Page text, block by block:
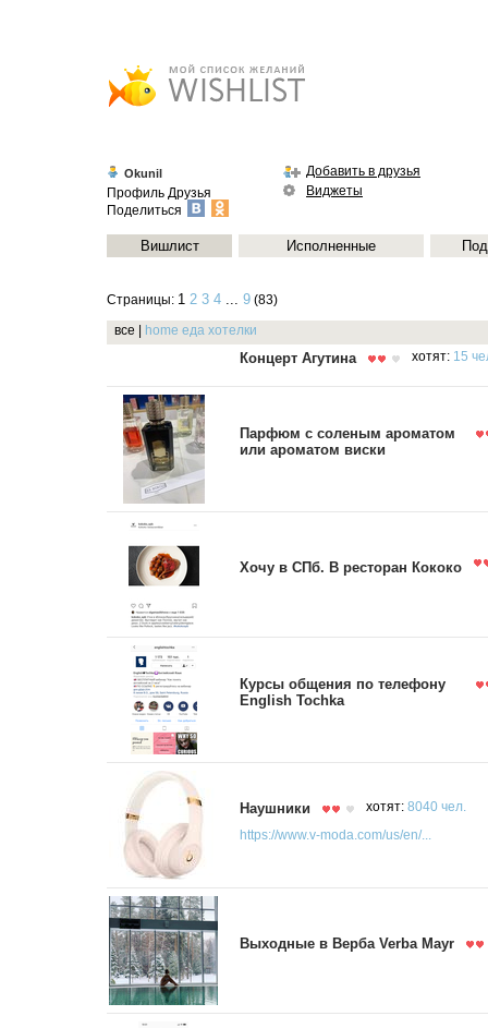
Okunil
Профиль Друзья
Поделиться
Добавить в друзья
Виджеты
Вишлист Исполненные
Страницы: 1 2 3 4 ... 9 (83)
все home еда хотелки
Концерт Агутина хотят: 15
Парфюм с соленым ароматом
или ароматом виски
Хочу в СПб. В ресторан Кококо
Курсы общения по телефону
English Tochka
Наушники хотят: 8040 чел.
https://www.v-moda.com/us/en/...
Выходные в Верба Verba Mayr